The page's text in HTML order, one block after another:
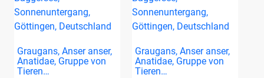
Graugans, Anser anser,
Anatidae, Gruppe von
Tieren…
Graugans, Anser anser,
Anatidae, Gruppe von
Tieren…